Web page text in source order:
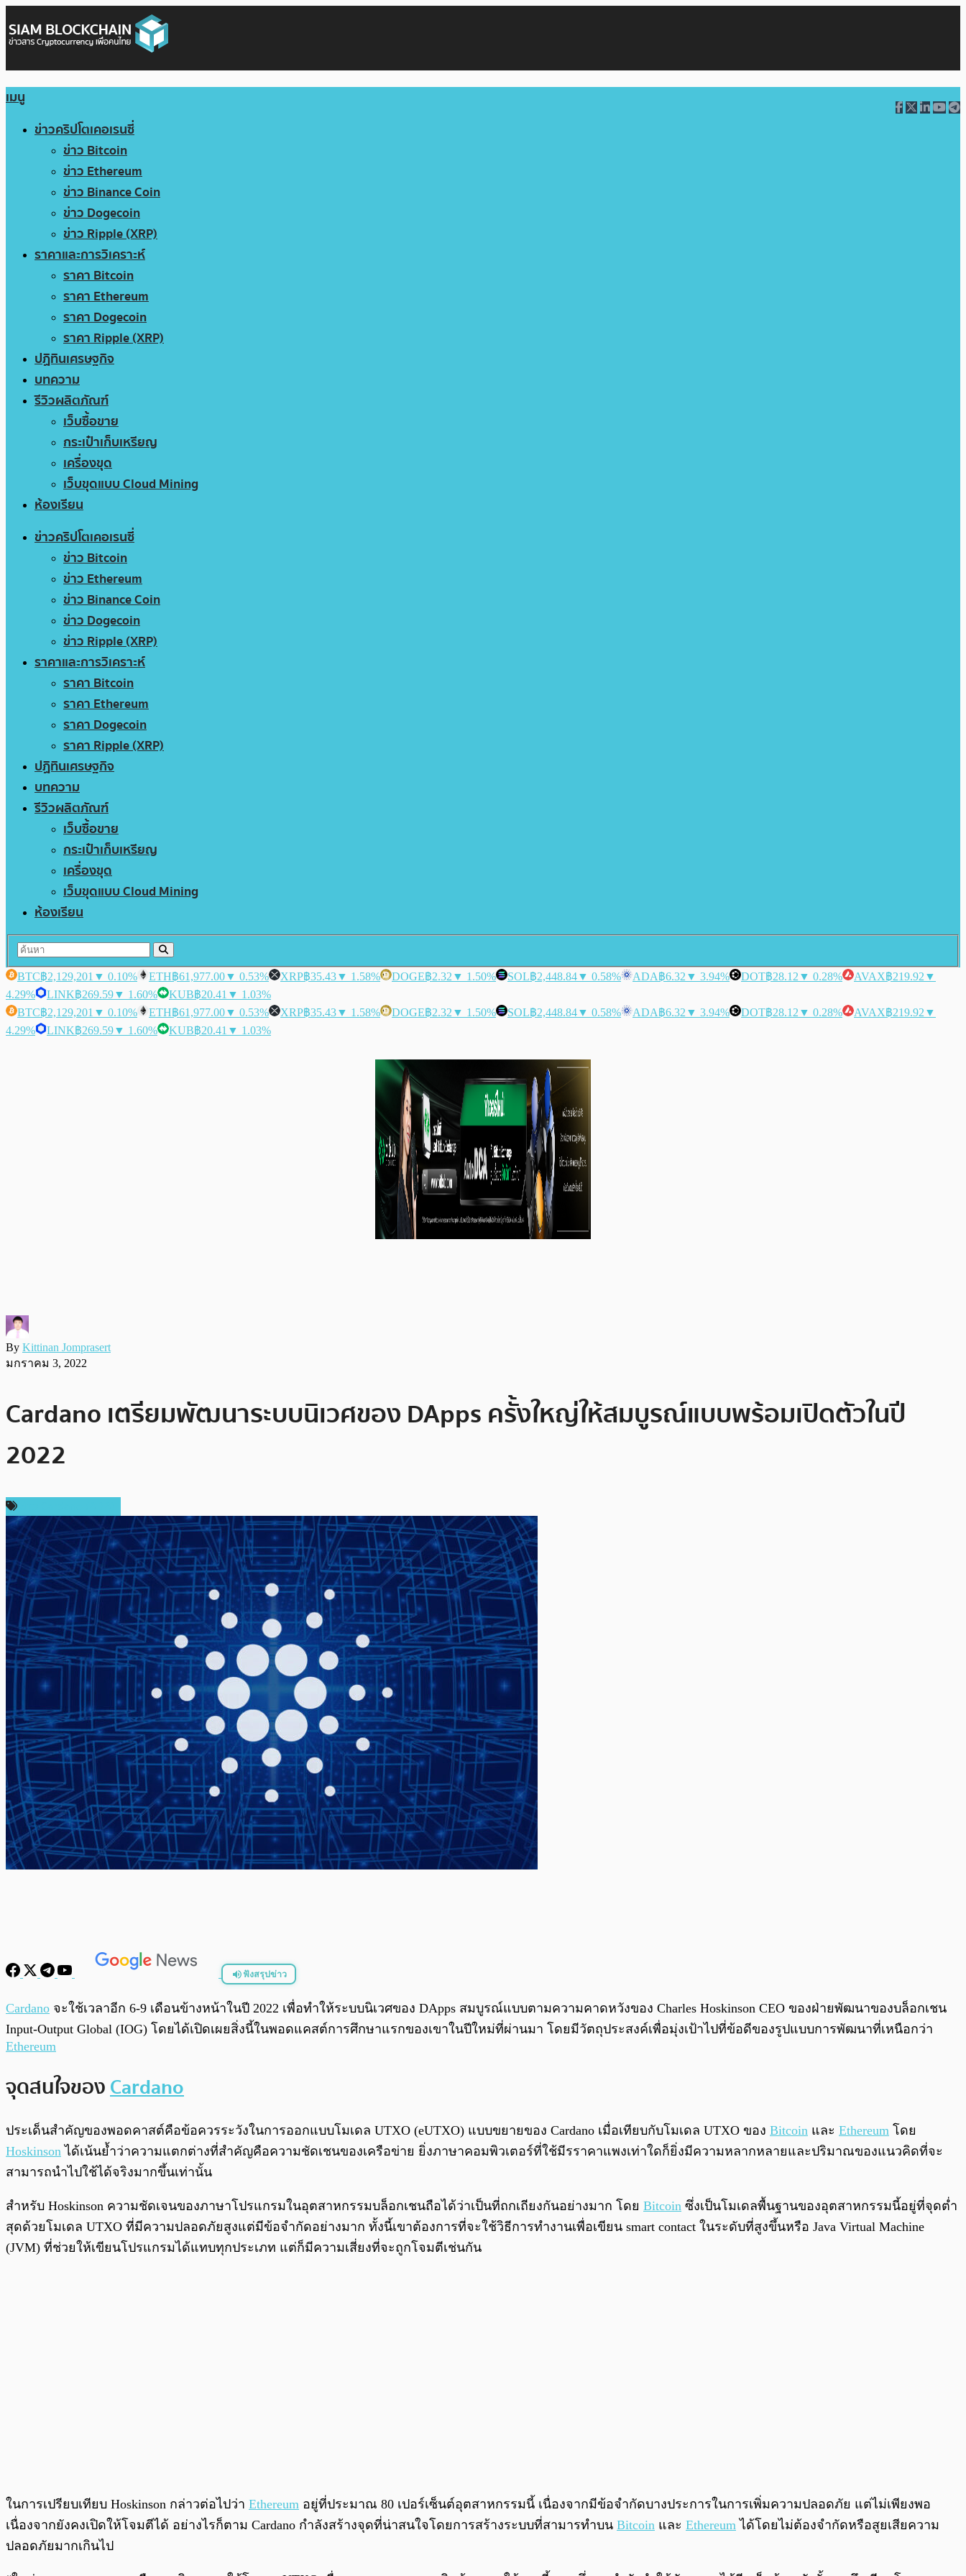
เมนู
ข่าวคริปโตเคอเรนซี่
ข่าว Bitcoin
ข่าว Ethereum
ข่าว Binance Coin
ข่าว Dogecoin
ข่าว Ripple (XRP)
ราคาและการวิเคราะห์
ราคา Bitcoin
ราคา Ethereum
ราคา Dogecoin
ราคา Ripple (XRP)
ปฏิทินเศรษฐกิจ
บทความ
รีวิวผลิตภัณฑ์
เว็บซื้อขาย
กระเป๋าเก็บเหรียญ
เครื่องขุด
เว็บขุดแบบ Cloud Mining
ห้องเรียน
ข่าวคริปโตเคอเรนซี่
ข่าว Bitcoin
ข่าว Ethereum
ข่าว Binance Coin
ข่าว Dogecoin
ข่าว Ripple (XRP)
ราคาและการวิเคราะห์
ราคา Bitcoin
ราคา Ethereum
ราคา Dogecoin
ราคา Ripple (XRP)
ปฏิทินเศรษฐกิจ
บทความ
รีวิวผลิตภัณฑ์
เว็บซื้อขาย
กระเป๋าเก็บเหรียญ
เครื่องขุด
เว็บขุดแบบ Cloud Mining
ห้องเรียน
BTC฿2,129,201 ▼ 0.10% ETH฿61,977.00▼ 0.53% XRP฿35.43▼ 1.58% DOGE฿2.32 ▼ 1.50% SOL฿2,448.84▼ 0.58% ADA฿6.32 ▼ 3.94% DOT฿28.12 ▼ 0.28% AVAX฿219.92 ▼
4.29%
LINK฿269.59▼ 1.60% KUB฿20.41 ▼ 1.03%
BTC฿2,129,201 ▼ 0.10% ETH฿61,977.00▼ 0.53% XRP฿35.43▼ 1.58% DOGE฿2.32 ▼ 1.50% SOL฿2,448.84▼ 0.58% ADA฿6.32 ▼ 3.94% DOT฿28.12 ▼ 0.28% AVAX฿219.92 ▼
4.29%
LINK฿269.59▼ 1.60% KUB฿20.41 ▼ 1.03%
By Kittinan Jomprasert
มกราคม 3, 2022
Cardano เตรียมพัฒนาระบบนิเวศของ DApps ครั้งใหญ่ให้สมบูรณ์แบบพร้อมเปิดตัวในปี
2022
ฟังสรุปข่าว
พร้อมเล่น 0:00
Cardano จะใช้เวลาอีก 6-9 เดือนข้างหน้าในปี 2022 เพื่อทำให้ระบบนิเวศของ DApps สมบูรณ์แบบตามความคาดหวังของ Charles Hoskinson CEO ของฝ่ายพัฒนาของบล็อกเชน
Input-Output Global (IOG) โดยได้เปิดเผยสิ่งนี้ในพอดแคสต์การศึกษาแรกของเขาในปีใหม่ที่ผ่านมา โดยมีวัตถุประสงค์เพื่อมุ่งเป้าไปที่ข้อดีของรูปแบบการพัฒนาที่เหนือกว่า
Ethereum
จุดสนใจของCardano
ประเด็นสำคัญของพอดคาสต์คือข้อควรระวังในการออกแบบโมเดล UTXO (eUTXO) แบบขยายของ Cardano เมื่อเทียบกับโมเดล UTXO ของ Bitcoin และ Ethereum โดย
Hoskinson ได้เน้นย้ำว่าความแตกต่างที่สำคัญคือความชัดเชนของเครือข่าย ยิ่งภาษาคอมพิวเตอร์ที่ใช้มีรราคาแพงเท่าใดก็ยิ่งมีความหลากหลายและปริมาณของแนวคิดที่จะ
สามารถนำไปใช้ได้จริงมากขึ้นเท่านั้น
สำหรับ Hoskinson ความชัดเจนของภาษาโปรแกรมในอุตสาหกรรมบล็อกเชนถือได้ว่าเป็นที่ถกเถียงกันอย่างมาก โดย Bitcoin ซึ่งเป็นโมเดลพื้นฐานของอุตสาหกรรมนี้อยู่ที่จุดต่ำ
สุดด้วยโมเดล UTXO ที่มีความปลอดภัยสูงแต่มีข้อจำกัดอย่างมาก ทั้งนี้เขาต้องการที่จะใช้วิธีการทำงานเพื่อเขียน smart contact ในระดับที่สูงขึ้นหรือ Java Virtual Machine
(JVM) ที่ช่วยให้เขียนโปรแกรมได้แทบทุกประเภท แต่ก็มีความเสี่ยงที่จะถูกโจมตีเช่นกัน
ในการเปรียบเทียบ Hoskinson กล่าวต่อไปว่า Ethereum อยู่ที่ประมาณ 80 เปอร์เซ็นต์อุตสาหกรรมนี้ เนื่องจากมีข้อจำกัดบางประการในการเพิ่มความปลอดภัย แต่ไม่เพียงพอ
เนื่องจากยังคงเปิดให้โจมตีได้ อย่างไรก็ตาม Cardano กำลังสร้างจุดที่น่าสนใจโดยการสร้างระบบที่สามารทำบน Bitcoin และ Ethereum ได้โดยไม่ต้องจำกัดหรือสูยเสียความ
ปลอดภัยมากเกินไป